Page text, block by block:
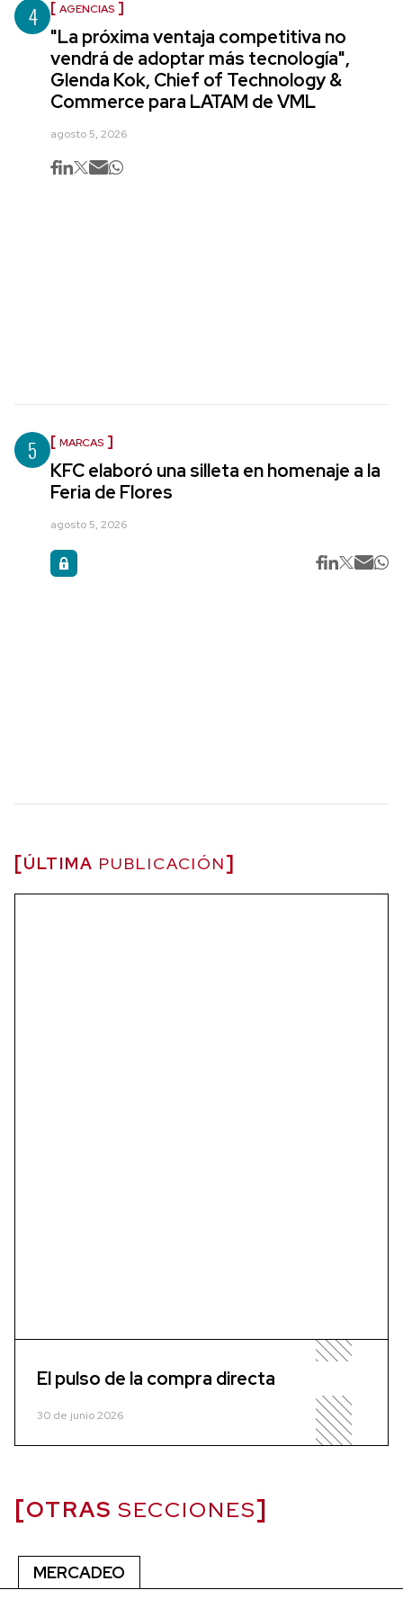
4 AGENCIAS
"La próxima ventaja competitiva no
vendrá de adoptar más tecnología",
Glenda Kok, Chief of Technology &
Commerce para LATAM de VML
agosto 5, 2026
5 MARCAS
KFC elaboró una silleta en homenaje a la
Feria de Flores
agosto 5, 2026
ÚLTIMA PUBLICACIÓN
El pulso de la compra directa
30 de junio 2026
OTRAS SECCIONES
MERCADEO